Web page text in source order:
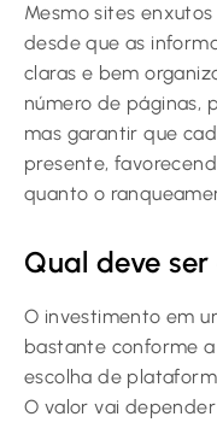
Mesmo sites
desde que as
claras e bem
número de páginas,
mas garantir que
presente,
quanto o
Qual deve
O investimento em
bastante conforme
escolha de
O valor vai